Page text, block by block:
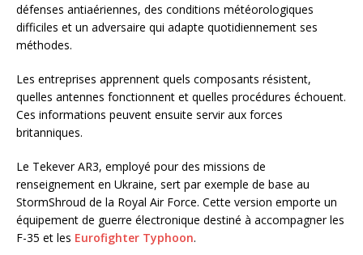
défenses antiaériennes, des conditions météorologiques
difficiles et un adversaire qui adapte quotidiennement ses
méthodes.
Les entreprises apprennent quels composants résistent,
quelles antennes fonctionnent et quelles procédures échouent.
Ces informations peuvent ensuite servir aux forces
britanniques.
Le Tekever AR3, employé pour des missions de
renseignement en Ukraine, sert par exemple de base au
StormShroud de la Royal Air Force. Cette version emporte un
équipement de guerre électronique destiné à accompagner les
F-35 et les Eurofighter Typhoon.